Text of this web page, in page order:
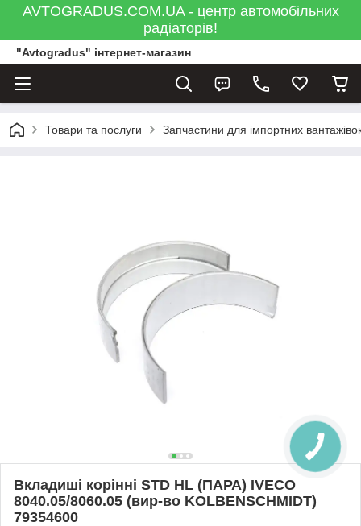
AVTOGRADUS.COM.UA - центр автомобільних
радіаторів!
"Avtogradus" інтернет-магазин
Товари та послуги Запчастини для імпортних
Вкладиші корінні STD HL (ПАРА) IVECO
8040.05/8060.05 (вир-во KOLBENSCHMIDT)
79354600